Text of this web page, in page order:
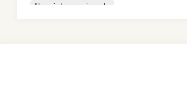
Pop internazionale